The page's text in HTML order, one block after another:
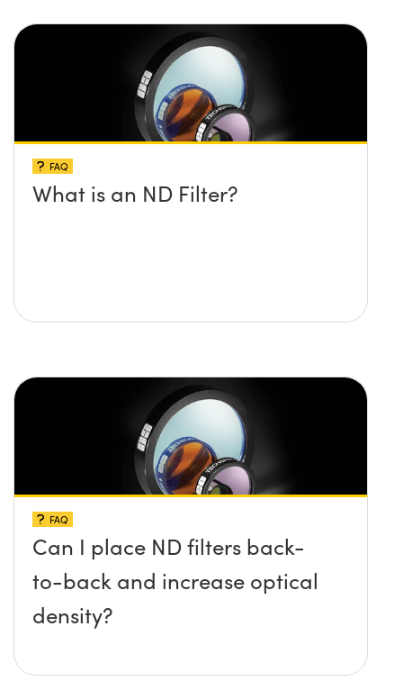
FAQ
What is an ND Filter?
FAQ
Can I place ND filters back-
to-back and increase optical
density?